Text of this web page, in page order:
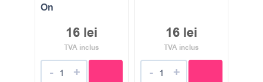
On
16 lei
TVA inclus
- +
16 lei
TVA inclus
- +